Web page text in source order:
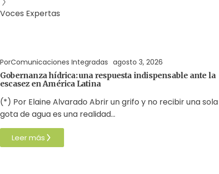
Voces Expertas
PorComunicaciones Integradas agosto 3, 2026
Gobernanza hídrica: una respuesta indispensable ante la
escasez en América Latina
(*) Por Elaine Alvarado Abrir un grifo y no recibir una sola
gota de agua es una realidad…
Leer más